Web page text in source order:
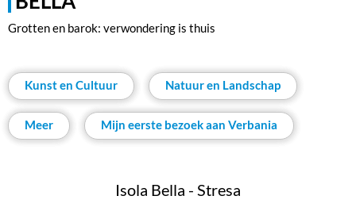
Grotten en barok: verwondering is thuis
Kunst en Cultuur Natuur en Landschap
Meer Mijn eerste bezoek aan Verbania
Isola Bella - Stresa